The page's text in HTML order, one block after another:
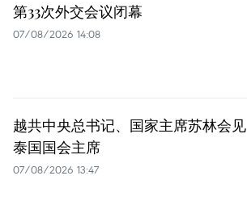
第33次外交会议闭幕
07/08/2026 14:08
越共中央总书记、国家主席苏林会见
泰国国会主席
07/08/2026 13:47